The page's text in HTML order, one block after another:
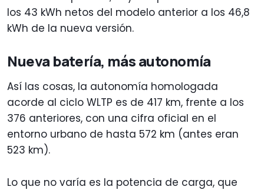
los 43 kWh netos del modelo anterior a los 46,8
kWh de la nueva versión.
Nueva batería, más autonomía
Así las cosas, la autonomía homologada
acorde al ciclo WLTP es de 417 km, frente a los
376 anteriores, con una cifra oficial en el
entorno urbano de hasta 572 km (antes eran
523 km).
Lo que no varía es la potencia de carga, que